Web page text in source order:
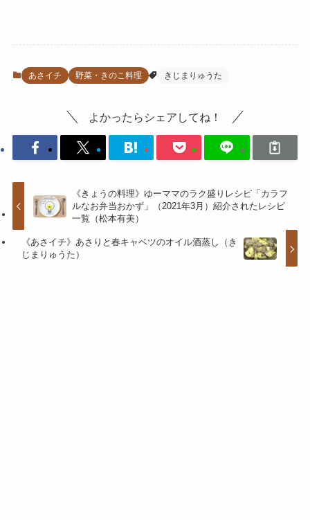
あさイチ 野菜・きのこ料理 きじまりゅうた
よかったらシェアしてね！
《きょうの料理》ゆーママのラク盛りレシピ「カラフ
ルなお弁当おかず」（2021年3月）紹介されたレシピ
一覧（松本有美）
《あさイチ》あさりと春キャベツのオイル酒蒸し（き
じまりゅうた）